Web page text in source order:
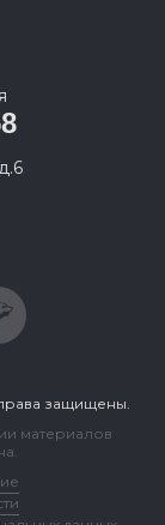
защищены.
материалов